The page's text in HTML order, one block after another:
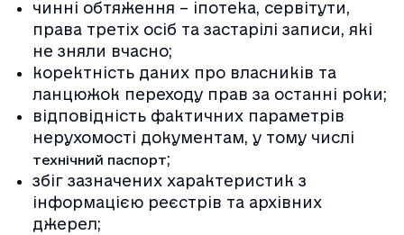
чинні обтяження – іпотека, сервітути,
права третіх осіб та застарілі записи, які
не зняли вчасно;
коректність даних про власників та
ланцюжок переходу прав за останні роки;
відповідність фактичних параметрів
нерухомості документам, у тому числі
технічний паспорт;
збіг зазначених характеристик з
інформацією реєстрів та архівних
джерел;